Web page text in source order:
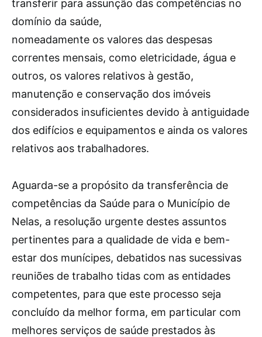
transferir para assunção das competências no
domínio da saúde,
nomeadamente os valores das despesas
correntes mensais, como eletricidade, água e
outros, os valores relativos à gestão,
manutenção e conservação dos imóveis
considerados insuficientes devido à antiguidade
dos edifícios e equipamentos e ainda os valores
relativos aos trabalhadores.
Aguarda-se a propósito da transferência de
competências da Saúde para o Município de
Nelas, a resolução urgente destes assuntos
pertinentes para a qualidade de vida e bem-
estar dos munícipes, debatidos nas sucessivas
reuniões de trabalho tidas com as entidades
competentes, para que este processo seja
concluído da melhor forma, em particular com
melhores serviços de saúde prestados às